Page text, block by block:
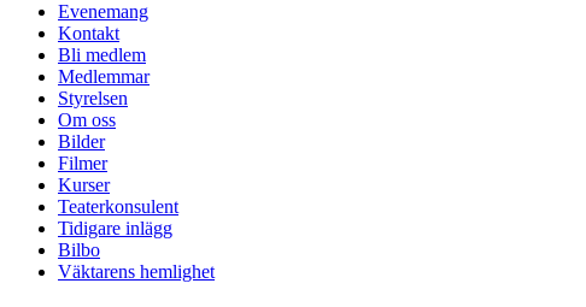
Evenemang
Kontakt
Bli medlem
Medlemmar
Styrelsen
Om oss
Bilder
Filmer
Kurser
Teaterkonsulent
Tidigare inlägg
Bilbo
Väktarens hemlighet